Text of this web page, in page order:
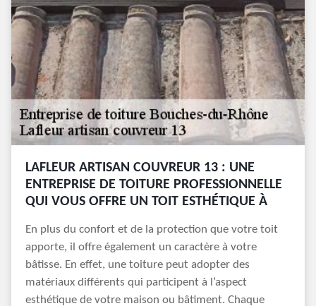
LAFLEUR ARTISAN COUVREUR 13 : UNE
ENTREPRISE DE TOITURE PROFESSIONNELLE
QUI VOUS OFFRE UN TOIT ESTHÉTIQUE À
En plus du confort et de la protection que votre toit
apporte, il offre également un caractère à votre
bâtisse. En effet, une toiture peut adopter des
matériaux différents qui participent à l’aspect
esthétique de votre maison ou bâtiment. Chaque